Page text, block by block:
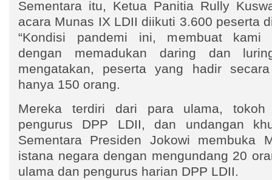
Sementara itu, Ketua Panitia Rully
acara Munas IX LDII diikuti 3.600 peserta
“Kondisi pandemi ini, membuat kami
dengan memadukan daring dan
mengatakan, peserta yang hadir
hanya 150 orang.
Mereka terdiri dari para ulama, tokoh
pengurus DPP LDII, dan undangan
Sementara Presiden Jokowi membuka
istana negara dengan mengundang 20
ulama dan pengurus harian DPP LDII.